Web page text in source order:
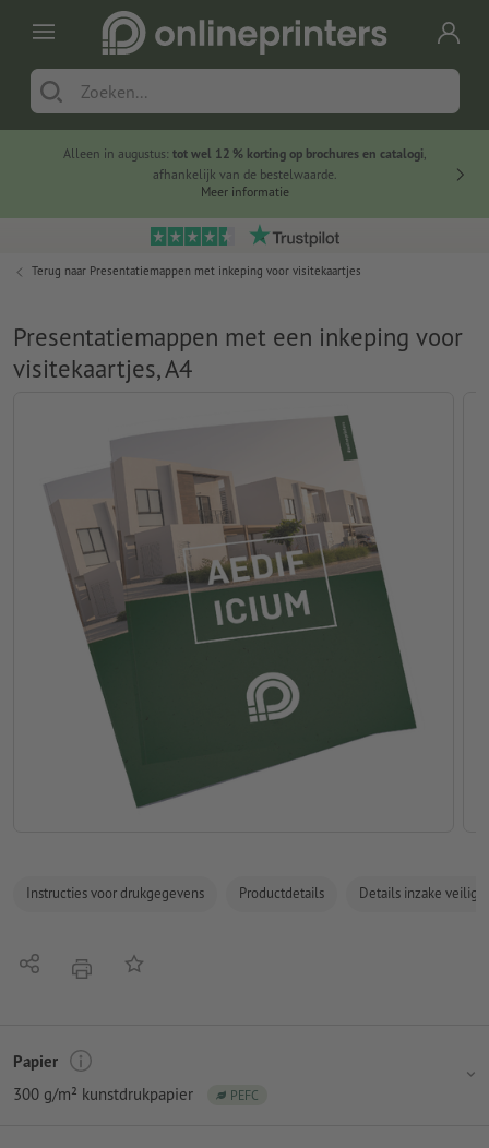
Alleen in augustus: tot wel 12 % korting op brochures en catalogi,
afhankelijk van de bestelwaarde.
Meer informatie
Terug naar Presentatiemappen met inkeping voor visitekaartjes
Presentatiemappen met een inkeping voor
visitekaartjes, A4
Instructies voor drukgegevens Productdetails Details inzake
Delen afdrukkenOp de lijst
Papier
300 g/m² kunstdrukpapier
PEFC